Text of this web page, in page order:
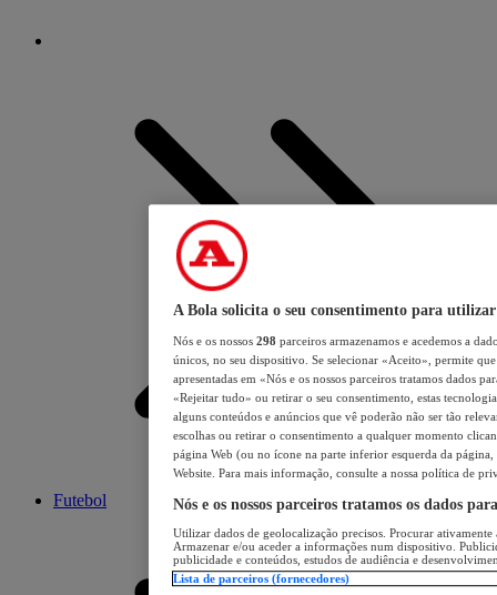
Futebol
A Bola solicita o seu consentimento para utilizar
Nós e os nossos 298 parceiros armazenamos e acedemos a
únicos, no seu dispositivo. Se selecionar «Aceito», permite
apresentadas em «Nós e os nossos parceiros tratamos dados
«Rejeitar tudo» ou retirar o seu consentimento, estas
alguns conteúdos e anúncios que vê poderão não ser tão
escolhas ou retirar o consentimento a qualquer momento
página Web (ou no ícone na parte inferior esquerda da página,
Website. Para mais informação, consulte a nossa política de
Nós e os nossos parceiros tratamos os dados
Utilizar dados de geolocalização precisos. Procurar
Armazenar e/ou aceder a informações num dispositivo.
publicidade e conteúdos, estudos de audiência e
Lista de parceiros (fornecedores)